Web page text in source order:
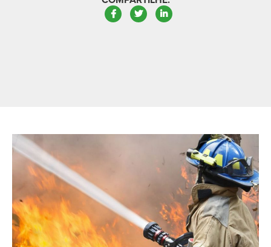
Facebook
TwitterLinkedIn